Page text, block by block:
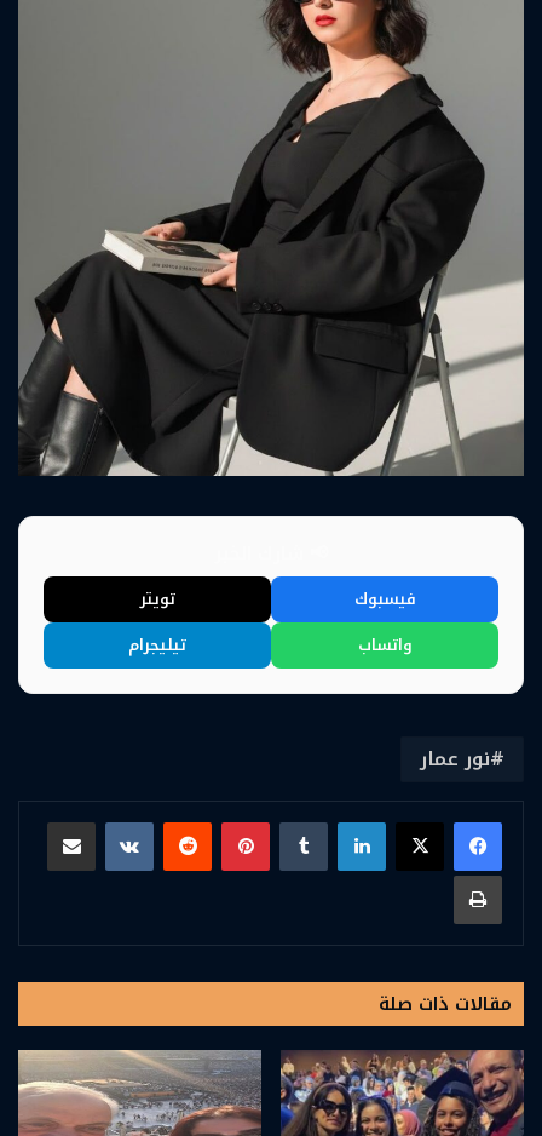
فيسبوك
تويتر
واتساب
تيليجرام
نور عمار
لينكدإن بينتيريست
مشاركة عبر البريد
طباعة
مقالات ذات صلة